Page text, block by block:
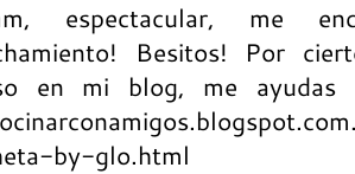
espectacular, me
Besitos! Por
en mi blog, me ayudas
by-glo.html